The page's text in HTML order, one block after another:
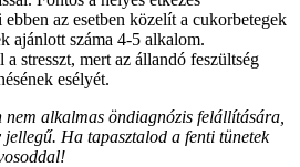
ebben az esetben közelít a cukorbetegek
ajánlott száma 4-5 alkalom.
stresszt, mert az állandó feszültség
esélyét.
alkalmas öndiagnózis felállítására,
Ha tapasztalod a fenti tünetek